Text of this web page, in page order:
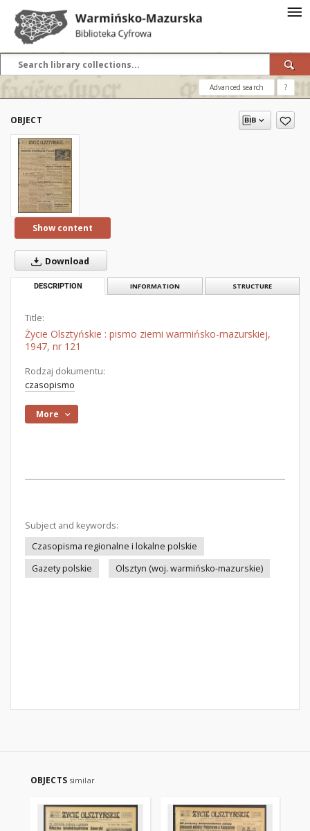
Advanced search ?
OBJECT
Show content
Download
DESCRIPTION INFORMATION STRUCTURE
Title:
Życie Olsztyńskie : pismo ziemi warmińsko-mazurskiej,
1947, nr 121
Rodzaj dokumentu:
czasopismo
More
Subject and keywords:
Czasopisma regionalne i lokalne polskie
Gazety polskie
Olsztyn (woj. warmińsko-mazurskie)
OBJECTS similar